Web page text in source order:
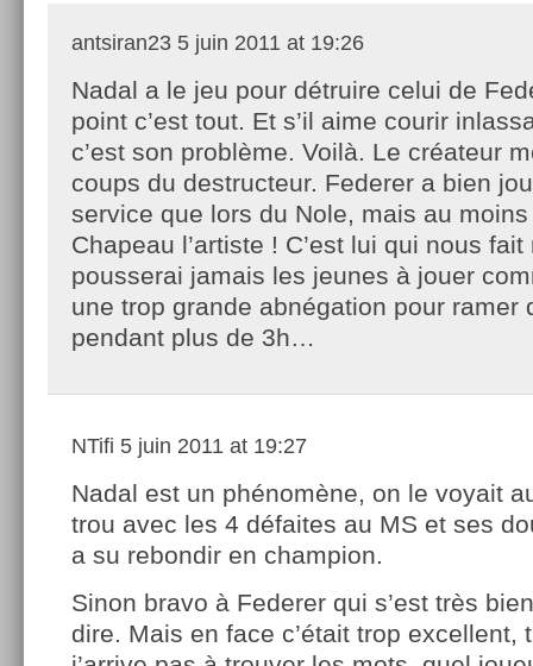
antsiran23 5 juin 2011 at 19:26
Nadal a le jeu pour détruire celui de
point c’est tout. Et s’il aime courir
c’est son problème. Voilà. Le créateur
coups du destructeur. Federer a bien
service que lors du Nole, mais au
Chapeau l’artiste ! C’est lui qui nous
pousserai jamais les jeunes à jouer
une trop grande abnégation pour ramer
pendant plus de 3h…
NTifi 5 juin 2011 at 19:27
Nadal est un phénomène, on le voyait
trou avec les 4 défaites au MS et ses
a su rebondir en champion.
Sinon bravo à Federer qui s’est très
dire. Mais en face c’était trop excellent,